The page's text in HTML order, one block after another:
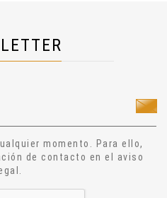
momento. Para ello,
de contacto en el aviso